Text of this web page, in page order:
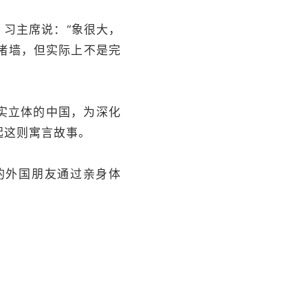
主席说：“象很大，
墙，但实际上不是完
立体的中国，为深化
则寓言故事。
外国朋友通过亲身体